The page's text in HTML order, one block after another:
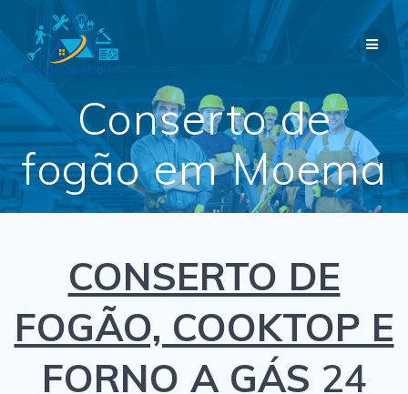
Conserto de
fogão em Moema
CONSERTO DE
FOGÃO, COOKTOP E
FORNO A GÁS 24